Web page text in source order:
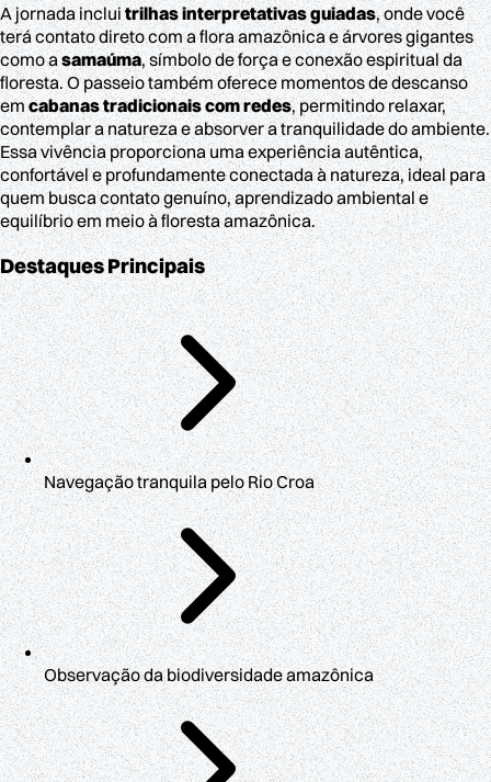
A jornada incluitrilhas interpretativas guiadas, onde você
terá contato direto com a flora amazônica e árvores gigantes
como asamaúma, símbolo de força e conexão espiritual da
floresta. O passeio também oferece momentos de descanso
emcabanas tradicionais com redes, permitindo relaxar,
contemplar a natureza e absorver a tranquilidade do ambiente.
Essa vivência proporciona uma experiência autêntica,
confortável e profundamente conectada à natureza, ideal para
quem busca contato genuíno, aprendizado ambiental e
equilíbrio em meio à floresta amazônica.
Destaques Principais
Navegação tranquila pelo Rio Croa
Observação da biodiversidade amazônica